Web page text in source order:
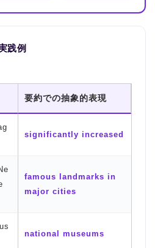
践例
要約での抽象的表現
significantly increased
famous landmarks in
major cities
national museums